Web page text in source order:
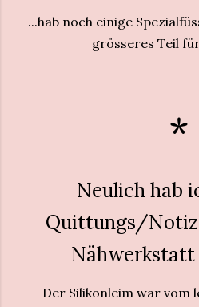
...hab noch einige
grösseres Teil
*
Neulich hab
Quittungs/
Nähwerkstatt
Der Silikonleim war vom